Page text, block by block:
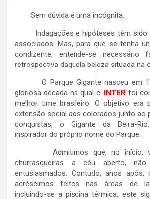
Sem dúvida é uma incógnita.
Indagações e hipóteses têm sido
associados. Mas, para que se tenha
condizente, entende-se necessário
retrospectiva daquela beleza situada na
O Parque Gigante nasceu em
gloriosa década na qual o INTERfoi
melhor time brasileiro. O objetivo era
extensão social aos colorados junto ao
conquistas, o Gigante da Beira-
inspirador do próprio nome do Parque.
Admitimos que, no início,
churrasqueiras a céu aberto,
entusiasmados. Contudo, anos após,
acréscimos feitos nas áreas de
incluindo-se a piscina térmica, este